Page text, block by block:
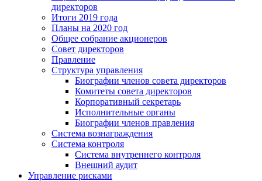
директоров
Итоги 2019 года
Планы на 2020 год
Общее собрание акционеров
Совет директоров
Правление
Структура управления
Биографии членов совета директоров
Комитеты совета директоров
Корпоративный секретарь
Исполнительные органы
Биографии членов правления
Система вознаграждения
Система контроля
Система внутреннего контроля
Внешний аудит
Управление рисками